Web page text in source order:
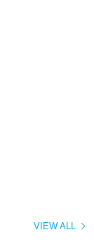
VIEW ALL